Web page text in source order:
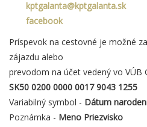
kptgalanta@kptgalanta.sk
facebook
Príspevok na cestovné je možné
zájazdu alebo
prevodom na účet vedený vo VÚB
SK50 0200 0000 0017 9043 1255
Variabilný symbol - Dátum
Poznámka - Meno Priezvisko